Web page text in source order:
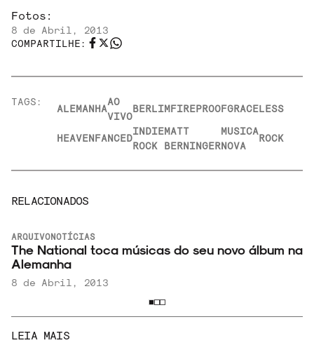
Fotos:
8 de Abril, 2013
COMPARTILHE:
TAGS:
ALEMANHA
AO
VIVO
BERLIMFIREPROOFGRACELESS
HEAVENFANCED
INDIE
ROCK
MATT
BERNINGER
MUSICA
NOVA
ROCK
RELACIONADOS
ARQUIVONOTÍCIAS
The National toca músicas do seu novo álbum na
Alemanha
8 de Abril, 2013
LEIA MAIS